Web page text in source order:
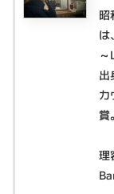
昭
は
出
カ
賞。
理